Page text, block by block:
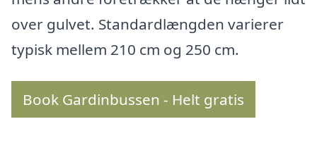
over gulvet. Standardlængden varierer
typisk mellem 210 cm og 250 cm.
Book Gardinbussen - Helt gratis